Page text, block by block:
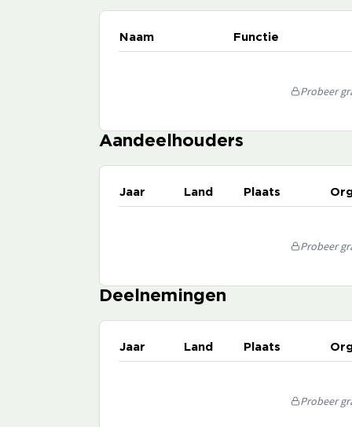
Naam Functie
Probeer
Aandeelhouders
Jaar Land Plaats
Probeer
Deelnemingen
Jaar Land Plaats
Probeer